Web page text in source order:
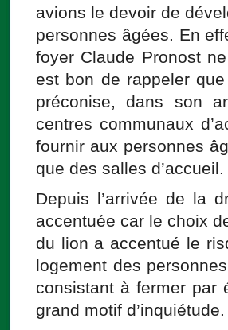
avions le devoir de
personnes âgées. En
foyer Claude Pronost
est bon de rappeler
préconise, dans son
centres communaux
fournir aux personnes
que des salles
Depuis l’arrivée de la
accentuée car le choix
du lion a accentué le
logement des
consistant à fermer par
grand motif d’inquiétude.